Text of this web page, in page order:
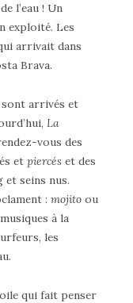
l’eau ! Un
exploité. Les
arrivait dans
Brava.
sont arrivés et
La
vous des
et piercés et des
et seins nus.
: mojito ou
à la
les
qui fait penser